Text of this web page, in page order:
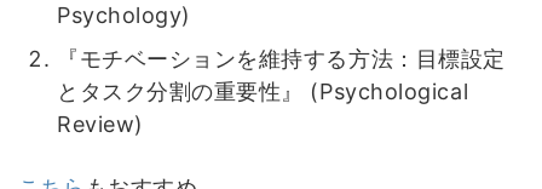
Psychology)
『モチベーションを維持する方法：目標設定
とタスク分割の重要性』 (Psychological
Review)